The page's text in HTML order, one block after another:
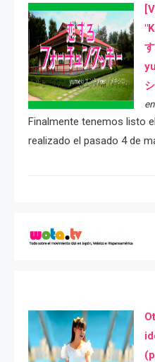
Finalmente tenemos listo
realizado el pasado 4 de